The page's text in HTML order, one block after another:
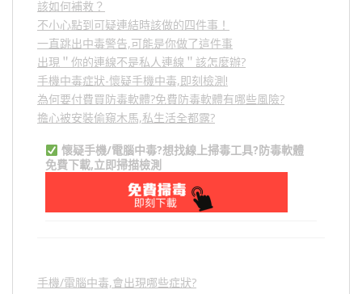
該如何補救？
不小心點到可疑連結時該做的四件事！
一直跳出中毒警告,可能是你做了這件事
出現＂你的連線不是私人連線＂該怎麼辦?
手機中毒症狀-懷疑手機中毒,即刻檢測!
為何要付費買防毒軟體?免費防毒軟體有哪些風險?
擔心被安裝偷窺木馬,私生活全都露?
懷疑手機/電腦中毒?想找線上掃毒工具?防毒軟體
免費下載,立即掃描檢測
手機/電腦中毒,會出現哪些症狀?